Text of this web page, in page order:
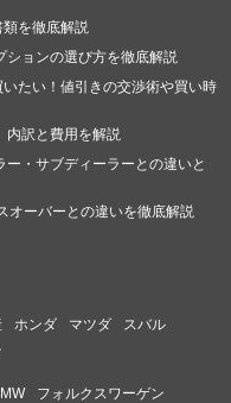
を徹底解説
ションの選び方を徹底解説
たい！値引きの交渉術や買い時
内訳と費用を解説
ー・サブディーラーとの違いと
オーバーとの違いを徹底解説
ホンダ マツダ
スバル
フォルクスワーゲン